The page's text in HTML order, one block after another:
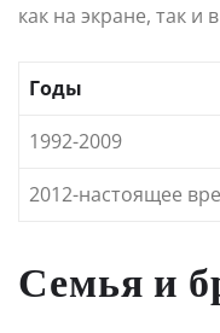
как на экране, так и
Годы
1992-2009
2012-настоящее
Семья и